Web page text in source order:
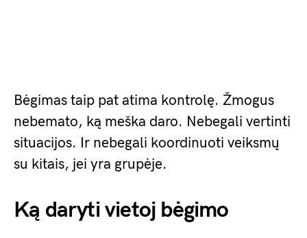
Bėgimas taip pat atima kontrolę. Žmogus
nebemato, ką meška daro. Nebegali vertinti
situacijos. Ir nebegali koordinuoti veiksmų
su kitais, jei yra grupėje.
Ką daryti vietoj bėgimo